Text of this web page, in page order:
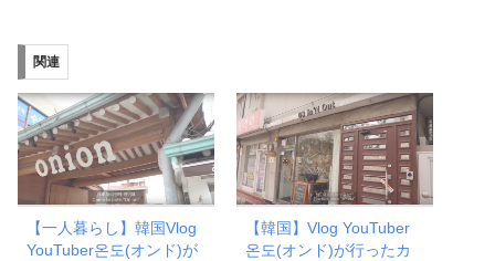
関連
【一人暮らし】韓国Vlog
YouTuber온도(オンド)が
【韓国】Vlog YouTuber
온도(オンド)が行ったカ